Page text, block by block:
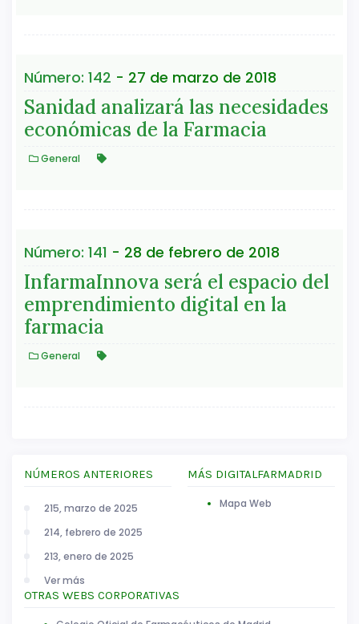
Número: 142 - 27 de marzo de 2018
Sanidad analizará las necesidades
económicas de la Farmacia
General
Número: 141 - 28 de febrero de 2018
InfarmaInnova será el espacio del
emprendimiento digital en la
farmacia
General
NÚMEROS ANTERIORES
215, marzo de 2025
214, febrero de 2025
213, enero de 2025
Ver más
MÁS DIGITALFARMADRID
Mapa Web
OTRAS WEBS CORPORATIVAS